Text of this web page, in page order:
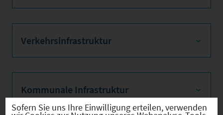
Verkehrsinfrastruktur
Kommunale Infrastruktur
Sofern Sie uns Ihre Einwilligung erteilen, verwenden